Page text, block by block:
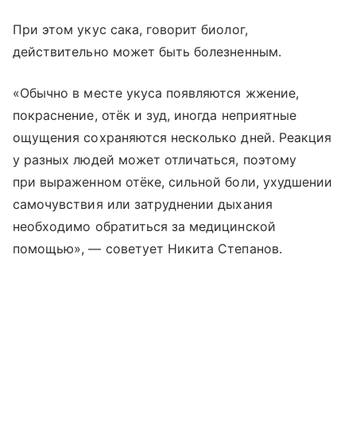
При этом укус сака, говорит биолог,
действительно может быть болезненным.
«Обычно в месте укуса появляются жжение,
покраснение, отёк и зуд, иногда неприятные
ощущения сохраняются несколько дней. Реакция
у разных людей может отличаться, поэтому
при выраженном отёке, сильной боли, ухудшении
самочувствия или затруднении дыхания
необходимо обратиться за медицинской
помощью», — советует Никита Степанов.